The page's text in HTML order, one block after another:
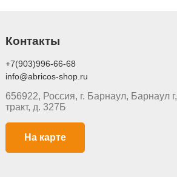
Контакты
+7(903)996-66-68
info@abricos-shop.ru
656922, Россия, г. Барнаул, Барнаул
тракт, д. 327Б
На карте